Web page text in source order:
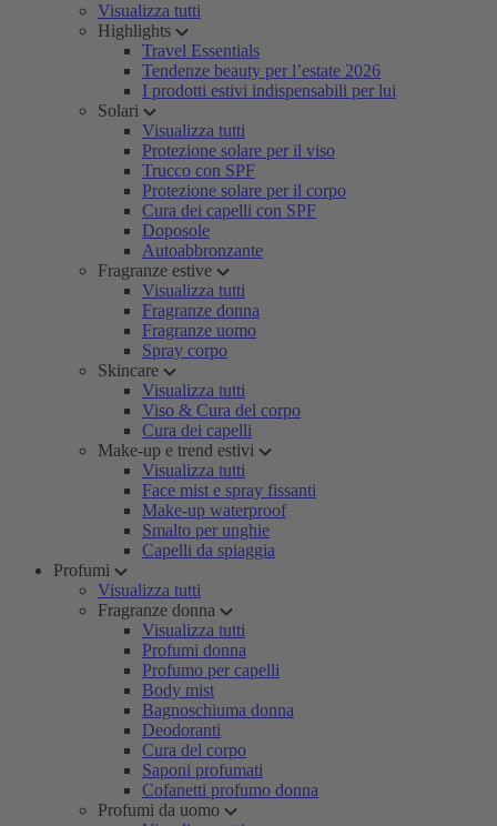
Visualizza tutti
Highlights
Travel Essentials
Tendenze beauty per l’estate 2026
I prodotti estivi indispensabili per lui
Solari
Visualizza tutti
Protezione solare per il viso
Trucco con SPF
Protezione solare per il corpo
Cura dei capelli con SPF
Doposole
Autoabbronzante
Fragranze estive
Visualizza tutti
Fragranze donna
Fragranze uomo
Spray corpo
Skincare
Visualizza tutti
Viso & Cura del corpo
Cura dei capelli
Make-up e trend estivi
Visualizza tutti
Face mist e spray fissanti
Make-up waterproof
Smalto per unghie
Capelli da spiaggia
Profumi
Visualizza tutti
Fragranze donna
Visualizza tutti
Profumi donna
Profumo per capelli
Body mist
Bagnoschiuma donna
Deodoranti
Cura del corpo
Saponi profumati
Cofanetti profumo donna
Profumi da uomo